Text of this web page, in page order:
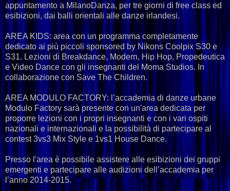
appuntamento a MilanoDanza, per tre giorni di free class ed
esibizioni, dai balli orientali alle danze irlandesi.
AREA KIDS: area con un programma completamente
dedicato ai più piccoli sponsored by Nikons Coolpix S30 e
S31. Lezioni di Breakdance, Modern, Hip Hop, Propedeutica
e Video Dance con gli insegnanti del Moma Studios. In
collaborazione con Save The Children.
AREA MODULO FACTORY: l’accademia di danze urbane
Modulo Factory sarà presente con un'area dedicata per
proporre lezioni con i propri insegnanti e con i vari ospiti
nazionali e internazionali e la possibilità di partecipare al
contest 3vs3 Mix Style e 1vs1 House Dance.
Presso l'area è possibile assistere alle esibizioni dei gruppi
emergenti e partecipare alle audizioni dell’accademia per
l’anno 2014-2015.